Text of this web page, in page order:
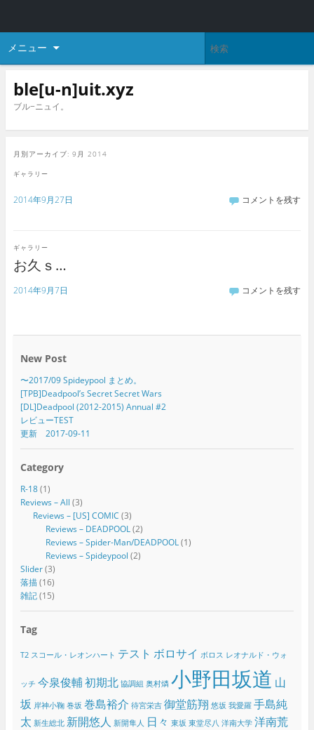
メニュー
ble[u-n]uit.xyz
ブル−ニュイ。
月別アーカイブ: 9月 2014
ギャラリー
2014年9月27日 コメントを残す
お久ｓ…
ギャラリー
2014年9月7日 コメントを残す
New Post
〜2017/09 Spideypool まとめ。
[TPB]Deadpool’s Secret Secret Wars
[DL]Deadpool (2012-2015) Annual #2
レビューTEST
更新 2017-09-11
Category
R-18(1)
Reviews – All (3)
Reviews – [US] COMIC (3)
Reviews – DEADPOOL(2)
Reviews – Spider-Man/DEADPOOL(1)
Reviews – Spideypool (2)
Slider(3)
落描(16)
雑記(15)
Tag
T2 スコール・レオンハート テスト ボロサイ ボロス レオナルド・ウォ
ッチ 今泉俊輔初期北 協調組 奥村燐 小野田坂道 山
坂 岸神小鞠 巻坂 巻島裕介 待宮栄吉 御堂筋翔 悠坂 我愛羅 手島純
太 新生総北 新開悠人 新開隼人 日々 東坂 東堂尽八 洋南大学 洋南荒